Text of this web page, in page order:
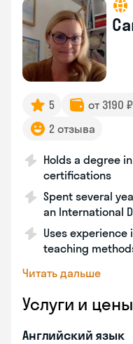
5 от 3190
2 отзыва
Holds a degree
certifications
Spent several
an International
Uses
teaching
Читать дальше
Услуги и цены
Английский язык